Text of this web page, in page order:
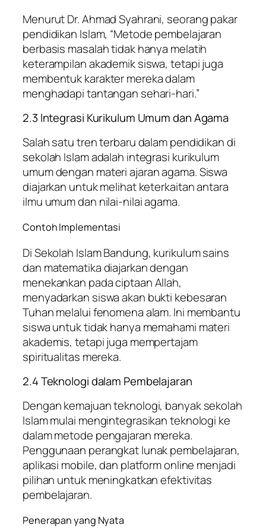
Menurut Dr. Ahmad Syahrani, seorang pakar
pendidikan Islam, “Metode pembelajaran
berbasis masalah tidak hanya melatih
keterampilan akademik siswa, tetapi juga
membentuk karakter mereka dalam
menghadapi tantangan sehari-hari.”
2.3 Integrasi Kurikulum Umum dan Agama
Salah satu tren terbaru dalam pendidikan di
sekolah Islam adalah integrasi kurikulum
umum dengan materi ajaran agama. Siswa
diajarkan untuk melihat keterkaitan antara
ilmu umum dan nilai-nilai agama.
Contoh Implementasi
Di Sekolah Islam Bandung, kurikulum sains
dan matematika diajarkan dengan
menekankan pada ciptaan Allah,
menyadarkan siswa akan bukti kebesaran
Tuhan melalui fenomena alam. Ini membantu
siswa untuk tidak hanya memahami materi
akademis, tetapi juga mempertajam
spiritualitas mereka.
2.4 Teknologi dalam Pembelajaran
Dengan kemajuan teknologi, banyak sekolah
Islam mulai mengintegrasikan teknologi ke
dalam metode pengajaran mereka.
Penggunaan perangkat lunak pembelajaran,
aplikasi mobile, dan platform online menjadi
pilihan untuk meningkatkan efektivitas
pembelajaran.
Penerapan yang Nyata